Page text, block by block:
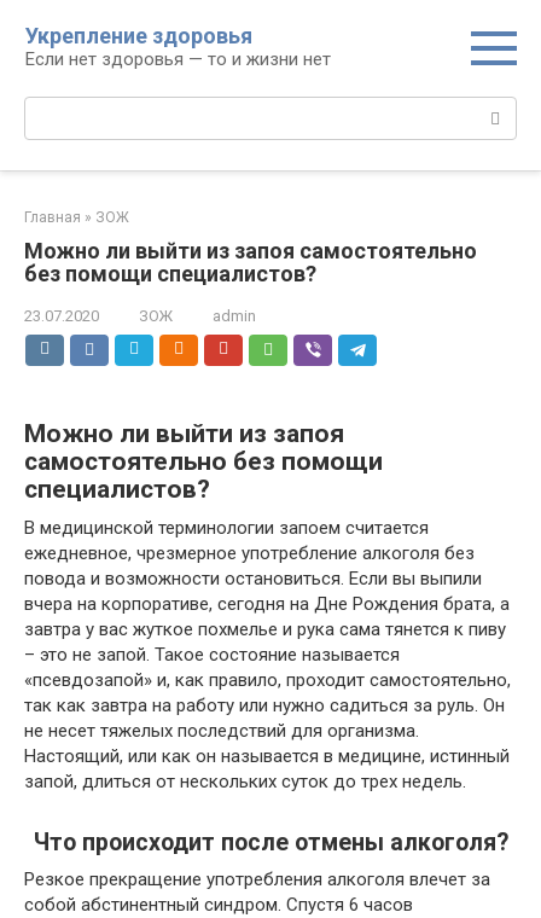
контенту
Укрепление здоровья
Если нет здоровья — то и жизни нет
Поиск:
Главная » ЗОЖ
Можно ли выйти из запоя самостоятельно
без помощи специалистов?
23.07.2020 ЗОЖ admin
Можно ли выйти из запоя
самостоятельно без помощи
специалистов?
В медицинской терминологии запоем считается
ежедневное, чрезмерное употребление алкоголя без
повода и возможности остановиться. Если вы выпили
вчера на корпоративе, сегодня на Дне Рождения брата, а
завтра у вас жуткое похмелье и рука сама тянется к пиву
– это не запой. Такое состояние называется
«псевдозапой» и, как правило, проходит самостоятельно,
так как завтра на работу или нужно садиться за руль. Он
не несет тяжелых последствий для организма.
Настоящий, или как он называется в медицине, истинный
запой, длиться от нескольких суток до трех недель.
Что происходит после отмены алкоголя?
Резкое прекращение употребления алкоголя влечет за
собой абстинентный синдром. Спустя 6 часов